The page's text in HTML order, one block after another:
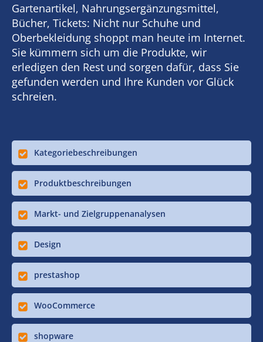
Gartenartikel, Nahrungsergänzungsmittel,
Bücher, Tickets: Nicht nur Schuhe und
Oberbekleidung shoppt man heute im Internet.
Sie kümmern sich um die Produkte, wir
erledigen den Rest und sorgen dafür, dass Sie
gefunden werden und Ihre Kunden vor Glück
schreien.
Kategoriebeschreibungen
Produktbeschreibungen
Markt- und Zielgruppenanalysen
Design
prestashop
WooCommerce
shopware